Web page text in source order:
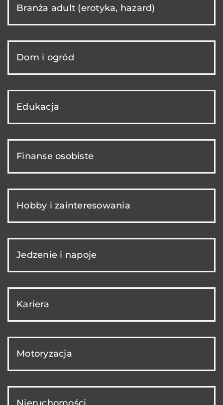
Branża adult (erotyka, hazard)
Dom i ogród
Edukacja
Finanse osobiste
Hobby i zainteresowania
Jedzenie i napoje
Kariera
Motoryzacja